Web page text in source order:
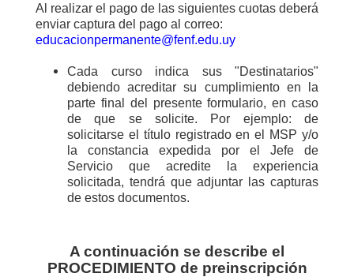
Al realizar el pago de las siguientes cuotas deberá
enviar captura del pago al correo:
educacionpermanente@fenf.edu.uy
Cada curso indica sus "Destinatarios"
debiendo acreditar su cumplimiento en la
parte final del presente formulario, en caso
de que se solicite. Por ejemplo: de
solicitarse el título registrado en el MSP y/o
la constancia expedida por el Jefe de
Servicio que acredite la experiencia
solicitada, tendrá que adjuntar las capturas
de estos documentos.
A continuación se describe el
PROCEDIMIENTO de preinscripción